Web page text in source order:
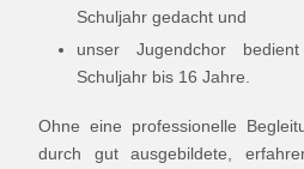
Schuljahr gedacht und
unser Jugendchor
Schuljahr bis 16 Jahre.
Ohne eine professionelle
durch gut ausgebildete,